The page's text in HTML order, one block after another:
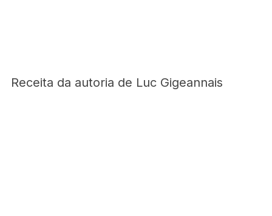
Receita da autoria de Luc Gigeannais